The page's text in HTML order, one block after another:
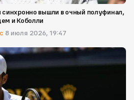
вышли в очный полуфинал,
и Коболли
8 июля 2026, 19:47